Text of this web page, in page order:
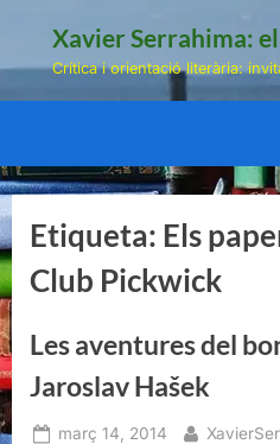
Xavier Serrahima:
Crítica i orientació literària:
Etiqueta: Els
Club Pickwick
Les aventures del
Jaroslav Hašek
Posted
març 14, 2014 By